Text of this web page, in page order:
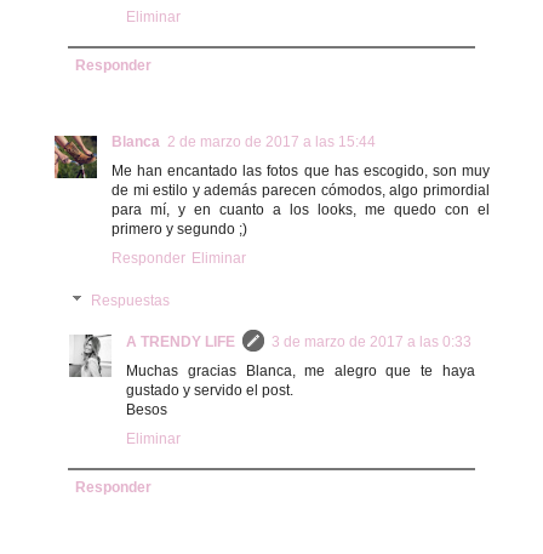
Eliminar
Responder
Blanca 2 de marzo de 2017 a las 15:44
Me han encantado las fotos que has escogido, son muy
de mi estilo y además parecen cómodos, algo primordial
para mí, y en cuanto a los looks, me quedo con el
primero y segundo ;)
Responder Eliminar
Respuestas
A TRENDY LIFE
3 de marzo de 2017 a las 0:33
Muchas gracias Blanca, me alegro que te haya
gustado y servido el post.
Besos
Eliminar
Responder